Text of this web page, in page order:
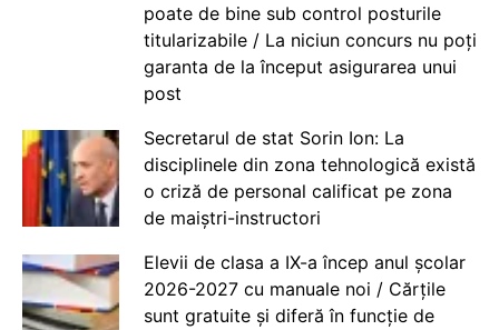
poate de bine sub control posturile
titularizabile / La niciun concurs nu poți
garanta de la început asigurarea unui
post
Secretarul de stat Sorin Ion: La
disciplinele din zona tehnologică există
o criză de personal calificat pe zona
de maiștri-instructori
Elevii de clasa a IX-a încep anul școlar
2026-2027 cu manuale noi / Cărțile
sunt gratuite și diferă în funcție de